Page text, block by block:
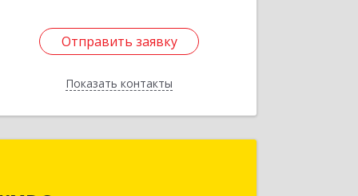
Отправить заявку
Показать контакты
Отправить заявку
Назад